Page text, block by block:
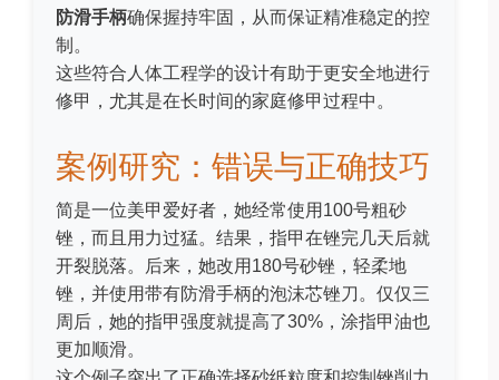
防滑手柄确保握持牢固，从而保证精准稳定的控
制。
这些符合人体工程学的设计有助于更安全地进行
修甲，尤其是在长时间的家庭修甲过程中。
案例研究：错误与正确技巧
简是一位美甲爱好者，她经常使用100号粗砂
锉，而且用力过猛。结果，指甲在锉完几天后就
开裂脱落。后来，她改用180号砂锉，轻柔地
锉，并使用带有防滑手柄的泡沫芯锉刀。仅仅三
周后，她的指甲强度就提高了30%，涂指甲油也
更加顺滑。